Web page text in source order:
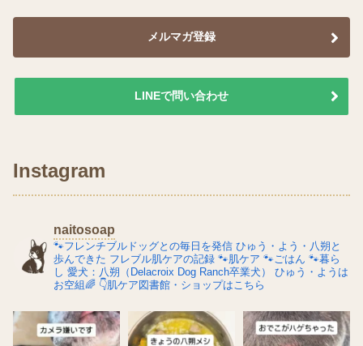
メルマガ登録
LINEで問い合わせ
Instagram
naitosoap
🐾フレンチブルドッグとの毎日を発信 ひゅう・よう・八朔と
歩んできた フレブル肌ケアの記録 🐾肌ケア 🐾ごはん 🐾暮ら
し 愛犬：八朔（Delacroix Dog Ranch卒業犬）
ひゅう・ようは
お空組🌈 👇肌ケア図書館・ショップはこちら